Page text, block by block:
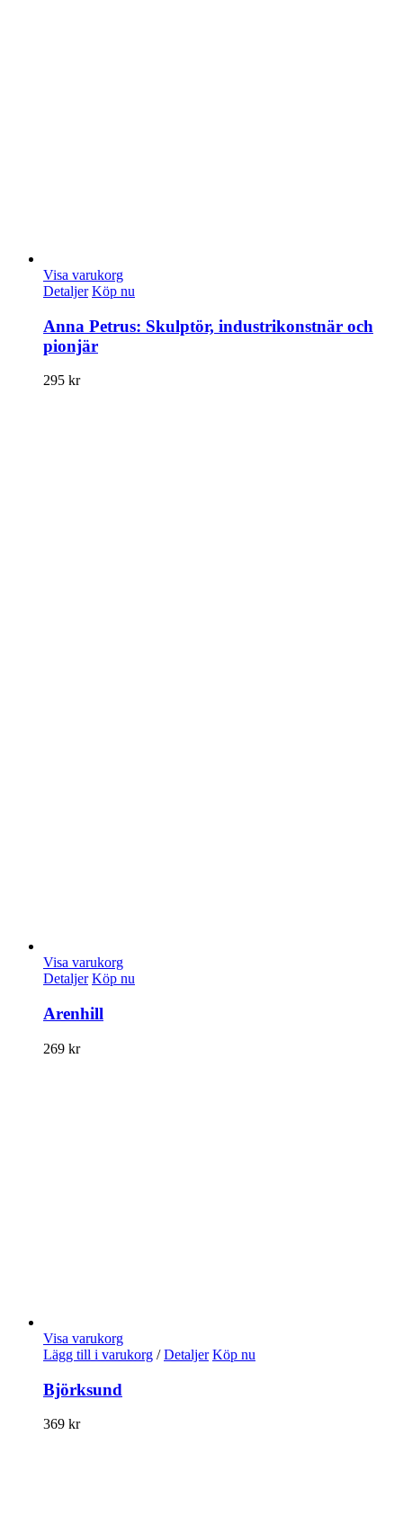
Visa varukorg
Detaljer Köp nu
Anna Petrus: Skulptör, industrikonstnär och
pionjär
295 kr
Visa varukorg
Detaljer Köp nu
Arenhill
269 kr
Visa varukorg
Lägg till i varukorg / Detaljer Köp nu
Björksund
369 kr